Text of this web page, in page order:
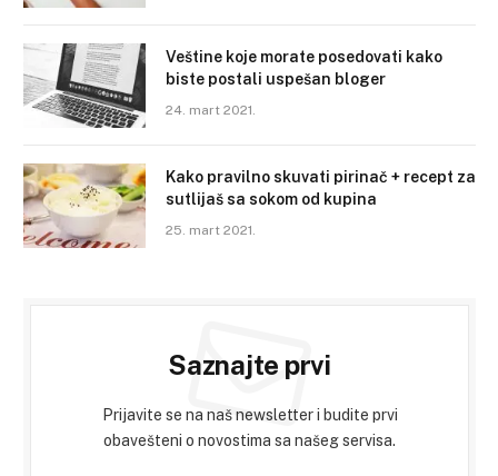
Veštine koje morate posedovati kako
biste postali uspešan bloger
24. mart 2021.
Kako pravilno skuvati pirinač + recept za
sutlijaš sa sokom od kupina
25. mart 2021.
Saznajte prvi
Prijavite se na naš newsletter i budite prvi
obavešteni o novostima sa našeg servisa.